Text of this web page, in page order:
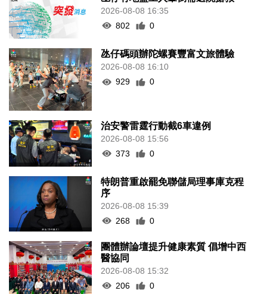
2026-08-08 16:35
802
0
氹仔碼頭辦陀螺賽豐富文旅體驗
2026-08-08 16:10
929
0
治安警雷霆行動截6車違例
2026-08-08 15:56
373
0
特朗普重啟罷免聯儲局理事庫克程
序
2026-08-08 15:39
268
0
團體辦論壇提升健康素質 倡增中西
醫協同
2026-08-08 15:32
206
0